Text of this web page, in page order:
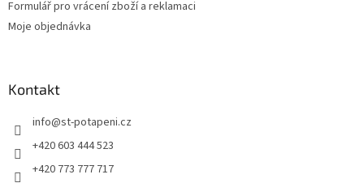
Formulář pro vrácení zboží a reklamaci
Moje objednávka
Kontakt
info@st-potapeni.cz
+420 603 444 523
+420 773 777 717